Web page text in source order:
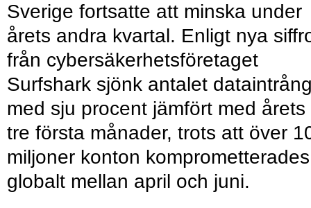
Sverige fortsatte att minska under
årets andra kvartal. Enligt nya
från cybersäkerhetsföretaget
Surfshark sjönk antalet
med sju procent jämfört med årets
tre första månader, trots att över
miljoner konton komprometterades
globalt mellan april och juni.